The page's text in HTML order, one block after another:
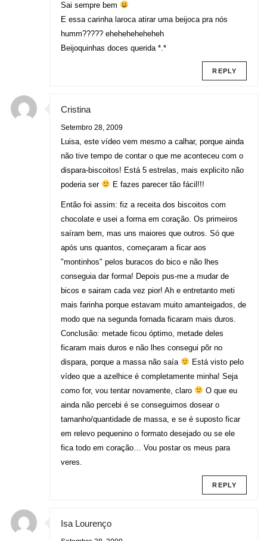
Sai sempre bem
E essa carinha laroca atirar uma beijoca pra nós
humm????? eheheheheheheh
Beijoquinhas doces querida *.*
REPLY
Cristina
Setembro 28, 2009
Luisa, este vídeo vem mesmo a calhar, porque ainda
não tive tempo de contar o que me aconteceu com o
dispara-biscoitos! Está 5 estrelas, mais explicito não
poderia ser
E fazes parecer tão fácil!!!
Então foi assim: fiz a receita dos biscoitos com
chocolate e usei a forma em coração. Os primeiros
saíram bem, mas uns maiores que outros. Só que
após uns quantos, começaram a ficar aos
"montinhos" pelos buracos do bico e não lhes
conseguia dar forma! Depois pus-me a mudar de
bicos e sairam cada vez pior! Ah e entretanto meti
mais farinha porque estavam muito amanteigados, de
modo que na segunda fornada ficaram mais duros.
Conclusão: metade ficou óptimo, metade deles
ficaram mais duros e não lhes consegui põr no
dispara, porque a massa não saía
Está visto pelo
vídeo que a azelhice é completamente minha! Seja
como for, vou tentar novamente, claro
O que eu
ainda não percebi é se conseguimos dosear o
tamanho/quantidade de massa, e se é suposto ficar
em relevo pequenino o formato desejado ou se ele
fica todo em coração… Vou postar os meus para
veres.
REPLY
Isa Lourenço